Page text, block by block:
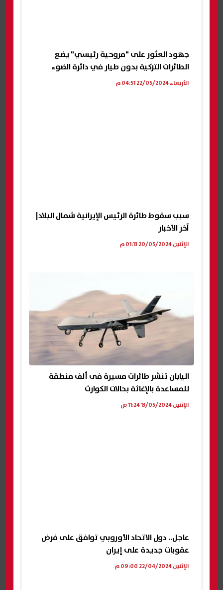
جهود العثور على "مروحية رئيسي" يضع
الطائرات التركية بدون طيار في دائرة الضوء
الأربعاء 22/05/2024 04:51 م
سبب سقوط طائرة الرئيس الإيرانية شمال البلاد|
آخر الأخبار
الإثنين 20/05/2024 01:13 م
اليابان تنشر طائرات مسيرة فى ألف منطقة
للمساعدة بالإغاثة بحالات الكوارث
الإثنين 13/05/2024 11:24 ص
عاجل.. دول الاتحاد الأوروبي توافق على فرض
عقوبات جديدة على إيران
الإثنين 22/04/2024 09:00 م